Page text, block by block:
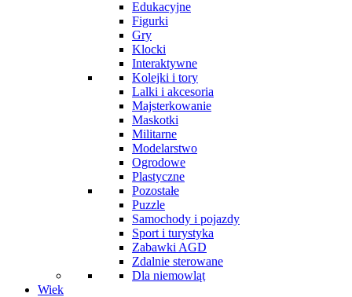
Edukacyjne
Figurki
Gry
Klocki
Interaktywne
Kolejki i tory
Lalki i akcesoria
Majsterkowanie
Maskotki
Militarne
Modelarstwo
Ogrodowe
Plastyczne
Pozostałe
Puzzle
Samochody i pojazdy
Sport i turystyka
Zabawki AGD
Zdalnie sterowane
Dla niemowląt
Wiek